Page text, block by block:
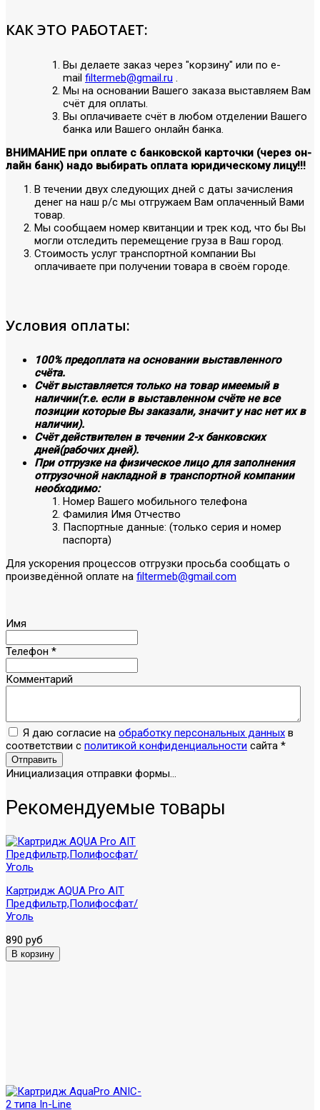
КАК ЭТО РАБОТАЕТ:
Вы делаете заказ через "корзину" или по е-
mail filtermeb@gmail.ru .
Мы на основании Вашего заказа выставляем Вам
счёт для оплаты.
Вы оплачиваете счёт в любом отделении Вашего
банка или Вашего онлайн банка.
ВНИМАНИЕ при оплате с банковской карточки (через он-
лайн банк) надо выбирать оплата юридическому лицу!!!
В течении двух следующих дней с даты зачисления
денег на наш р/с мы отгружаем Вам оплаченный Вами
товар.
Мы сообщаем номер квитанции и трек код, что бы Вы
могли отследить перемещение груза в Ваш город.
Стоимость услуг транспортной компании Вы
оплачиваете при получении товара в своём городе.
Условия оплаты:
100% предоплата на основании выставленного
счёта.
Счёт выставляется только на товар имеемый в
наличии(т.е. если в выставленном счёте не все
позиции которые Вы заказали, значит у нас нет их в
наличии).
Счёт действителен в течении 2-х банковских
дней(рабочих дней).
При отгрузке на физическое лицо для заполнения
отгрузочной накладной в транспортной компании
необходимо:
Номер Вашего мобильного телефона
Фамилия Имя Отчество
Паспортные данные: (только серия и номер
паспорта)
Для ускорения процессов отгрузки просьба сообщать о
произведённой оплате на filtermeb@gmail.com
Имя
Телефон *
Комментарий
Я даю согласие на обработку персональных данных в
соответствии с политикой конфиденциальности сайта *
Отправить
Инициализация отправки формы...
Рекомендуемые товары
Картридж AQUA Pro AIT
Предфильтр,Полифосфат/
Уголь
890 руб